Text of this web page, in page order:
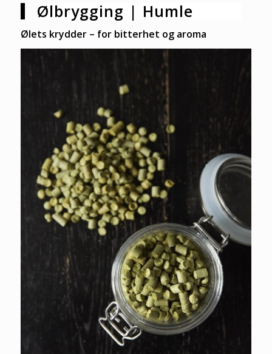
Ølbrygging | Humle
Ølets krydder – for bitterhet og aroma